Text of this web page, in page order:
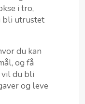
i tro,
bli utrustet
du kan
og få
vil du bli
og leve